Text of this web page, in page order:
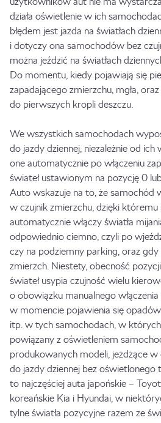
działa oświetlenie w ich
błędem jest jazda na światłach
i dotyczy ona samochodów bez
można jeździć na światłach
Do momentu, kiedy pojawiają się
zapadającego zmierzchu, mgła,
do pierwszych kropli deszczu.
We wszystkich samochodach
do jazdy dziennej, niezależnie od ich
one automatycznie po włączeniu
świateł ustawionym na pozycję 0
Auto wskazuje na to, że samochód
w czujnik zmierzchu, dzięki któremu
automatycznie włączy światła
odpowiednio ciemno, czyli po
czy na podziemny parking, oraz gdy
zmierzch. Niestety, obecność
świateł usypia czujność wielu
o obowiązku manualnego włączenia
w momencie pojawienia się
itp. w tych samochodach, w
powiązany z oświetleniem
produkowanych modeli, jeżdżące w
do jazdy dziennej bez oświetlonego
to najczęściej auta japońskie –
koreańskie Kia i Hyundai, w
tylne światła pozycyjne razem ze